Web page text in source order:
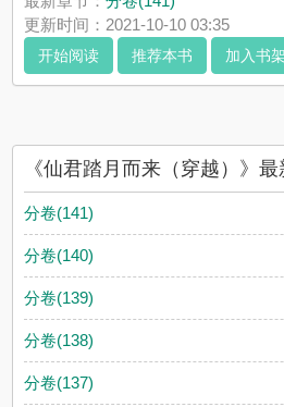
更新时间：2021-10-10 03:35
开始阅读 推荐本书 加入书架
《仙君踏月而来（穿越）》
分卷(141)
分卷(140)
分卷(139)
分卷(138)
分卷(137)